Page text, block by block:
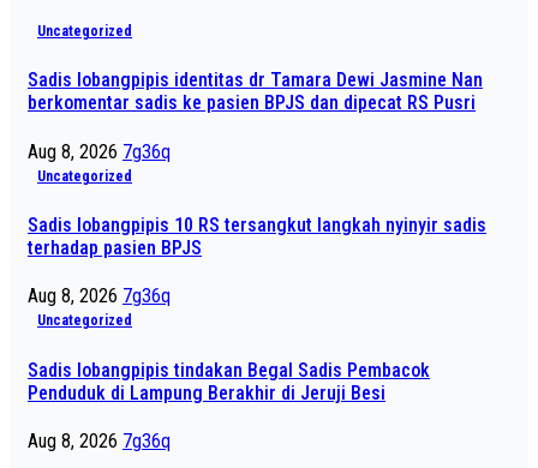
Uncategorized
Sadis lobangpipis identitas dr Tamara Dewi Jasmine Nan
berkomentar sadis ke pasien BPJS dan dipecat RS Pusri
Aug 8, 2026 7g36q
Uncategorized
Sadis lobangpipis 10 RS tersangkut langkah nyinyir sadis
terhadap pasien BPJS
Aug 8, 2026 7g36q
Uncategorized
Sadis lobangpipis tindakan Begal Sadis Pembacok
Penduduk di Lampung Berakhir di Jeruji Besi
Aug 8, 2026 7g36q